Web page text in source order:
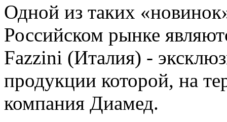
Одной из таких
Российском рынке
Fazzini (Италия) -
продукции которой, на
компания Диамед.